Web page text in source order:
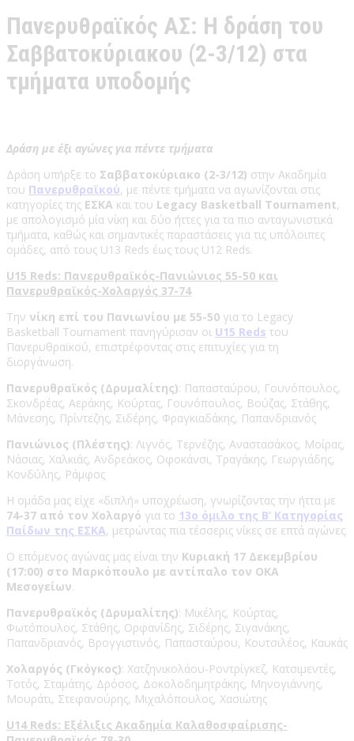
Πανερυθραϊκός ΑΣ: Η δράση του
Σαββατοκύριακου (2-3/12) στα
τμήματα υποδομής
Δράση με έξι αγώνες για πέντε τμήματα
Δράση υπήρξε το Σαββατοκύριακο (2-3/12) στην Ακαδημία
του Πανερυθραϊκού, με πέντε τμήματα να αγωνίζονται στις
κατηγορίες της ΕΣΚΑ και του Legacy Basketball Tournament,
με απολογισμό μία νίκη και δύο ήττες για τα πιο ανταγωνιστικά
τμήματα, καθώς και σημαντικές παραστάσεις για τις υπόλοιπες
ομάδες, από τους U13 Reds έως τους U12 Reds.
U15 Reds: Πανερυθραϊκός-Πανιώνιος 55-50 και
Πανερυθραϊκός-Χολαργός 37-74
Την νίκη επί του Πανιωνίου με 55-50 για το Legacy
Basketball Tournament πανηγύρισαν οι U15 Reds του
Πανερυθραϊκού, επιστρέφοντας στις επιτυχίες για τη
διοργάνωση.
Πανερυθραϊκός (Δρυμαλίτης): Παπασταύρου, Γουνόπουλος,
Σκονδρέας, Αεράκης, Κούρτας, Γουνόπουλος, Βούζας, Στάθης,
Μάνεσης, Πρίντεζης, Σιδέρης, Φραγκιαδάκης, Παπανδριανός
Πανιώνιος (Πλέστης): Λιγνός, Τερνέζης, Αναστασάκος, Μοίρας,
Νάσιας, Χαλκιάς, Ανδρεάκος, Οφοκάνσι, Τραγάκης, Γεωργιάδης,
Κονδύλης, Ράμφος
Η ομάδα μας είχε «διπλή» υποχρέωση, γνωρίζοντας την ήττα με
74-37 από τον Χολαργό για το 13ο όμιλο της Β’ Κατηγορίας
Παίδων της ΕΣΚΑ, μετρώντας πια τέσσερις νίκες σε επτά αγώνες.
Ο επόμενος αγώνας μας είναι την Κυριακή 17 Δεκεμβρίου
(17:00) στο Μαρκόπουλο με αντίπαλο τον ΟΚΑ
Μεσογείων.
Πανερυθραϊκός (Δρυμαλίτης): Μικέλης, Κούρτας,
Φωτόπουλος, Στάθης, Ορφανίδης, Σιδέρης, Σιγανάκης,
Παπανδριανός, Βρογγιστινός, Παπασταύρου, Κουτσιλέος, Καυκάς
Χολαργός (Γκόγκος): Χατζηνικολάου-Ροντρίγκεζ, Κατσιμεντές,
Τοτός, Σταμάτης, Δρόσος, Δοκολοδημητράκης, Μηνογιάννης,
Μουράτι, Στεφανούρης, Μιχαλόπουλος, Χασιώτης
U14 Reds: Εξέλιξις Ακαδημία Καλαθοσφαίρισης-